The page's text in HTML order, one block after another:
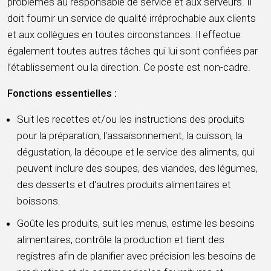
doit fournir un service de qualité irréprochable aux clients
et aux collègues en toutes circonstances. Il effectue
également toutes autres tâches qui lui sont confiées par
l’établissement ou la direction. Ce poste est non-cadre.
Fonctions essentielles :
Suit les recettes et/ou les instructions des produits
pour la préparation, l'assaisonnement, la cuisson, la
dégustation, la découpe et le service des aliments, qui
peuvent inclure des soupes, des viandes, des légumes,
des desserts et d'autres produits alimentaires et
boissons.
Goûte les produits, suit les menus, estime les besoins
alimentaires, contrôle la production et tient des
registres afin de planifier avec précision les besoins de